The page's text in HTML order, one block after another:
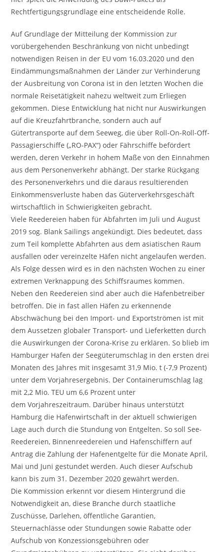
Rechtfertigungsgrundlage eine entscheidende Rolle.
Auf Grundlage der Mitteilung der Kommission zur
vorübergehenden Beschränkung von nicht unbedingt
notwendigen Reisen in der EU vom 16.03.2020 und den
Eindämmungsmaßnahmen der Länder zur Verhinderung
der Ausbreitung von Corona ist in den letzten Wochen die
normale Reisetätigkeit nahezu weltweit zum Erliegen
gekommen. Diese Entwicklung hat nicht nur Auswirkungen
auf die Kreuzfahrtbranche, sondern auch auf
Gütertransporte auf dem Seeweg, die über Roll-On-Roll-Off-
Passagierschiffe („RO-PAX“) oder Fährschiffe befördert
werden, deren Verkehr in hohem Maße von den Einnahmen
aus dem Personenverkehr abhängt. Der starke Rückgang
des Personenverkehrs und die daraus resultierenden
Einkommensverluste haben das Güterverkehrsgeschäft
wirtschaftlich in Schwierigkeiten gebracht.
Viele Reedereien haben für Abfahrten im Juli und August
2019 sog. Blank Sailings angekündigt. Dies bedeutet, dass
zum Teil komplette Abfahrten aus dem asiatischen Raum
ausfallen oder vereinzelte Häfen nicht angelaufen werden.
Als Folge dessen wird es in den nächsten Wochen zu einer
extremen Verknappung des Schiffsraumes kommen.
Neben den Reedereien sind aber auch die Hafenbetreiber
betroffen. Die in fast allen Häfen zu erkennende
Abschwächung bei den Import- und Exportströmen ist mit
dem Aussetzen globaler Transport- und Lieferketten durch
die Auswirkungen der Corona-Krise zu erklären. So blieb im
Hamburger Hafen der Seegüterumschlag in den ersten drei
Monaten des Jahres mit insgesamt 31,9 Mio. t (-7,9 Prozent)
unter dem Vorjahresergebnis. Der Containerumschlag lag
mit 2,2 Mio. TEU um 6,6 Prozent unter
dem Vorjahreszeitraum. Darüber hinaus unterstützt
Hamburg die Hafenwirtschaft in der aktuell schwierigen
Lage auch durch die Stundung von Entgelten. So soll See-
Reedereien, Binnenreedereien und Hafenschiffern auf
Antrag die Zahlung der Hafenentgelte für die Monate April,
Mai und Juni gestundet werden. Auch dieser Aufschub
kann bis zum 31. Dezember 2020 gewährt werden.
Die Kommission erkennt vor diesem Hintergrund die
Notwendigkeit an, diese Branche durch staatliche
Zuschüsse, Darlehen, öffentliche Garantien,
Steuernachlässe oder Stundungen sowie Rabatte oder
Aufschub von Konzessionsgebühren oder